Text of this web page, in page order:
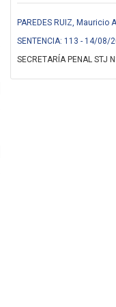
PAREDES RUIZ,
SENTENCIA: 113 - 14/08/
SECRETARÍA PENAL STJ